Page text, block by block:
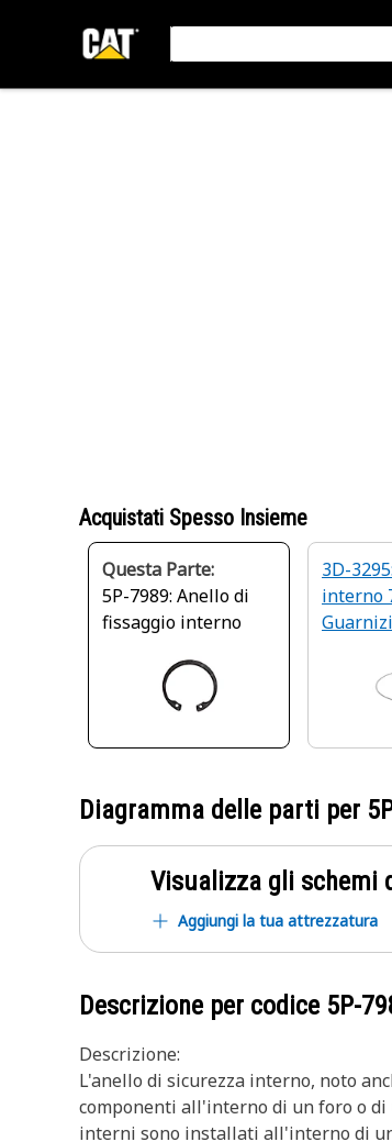
Acquistati Spesso Insieme
Questa Parte:
5P-7989: Anello di
fissaggio interno
3D-
interno
Diagramma delle parti per
Visualizza gli schemi
Aggiungi la tua attrezzatura
Descrizione per codice 5P-
Descrizione:
L'anello di sicurezza interno, noto
componenti all'interno di un foro o
interni sono installati all'interno di